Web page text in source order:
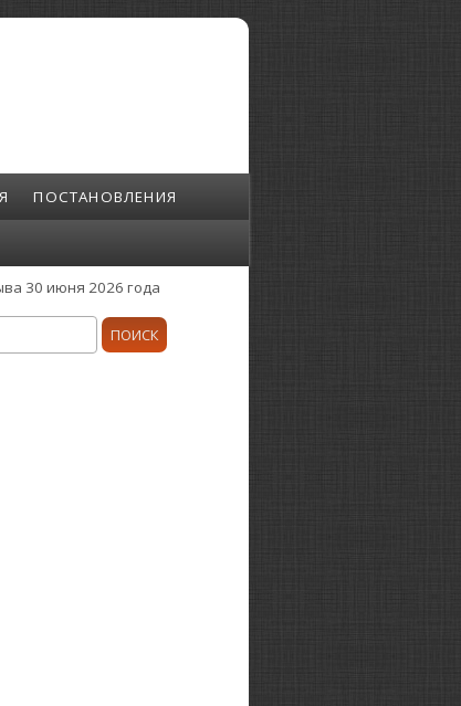
ПОСТАНОВЛЕНИЯ
30 июня 2026 года
поиска